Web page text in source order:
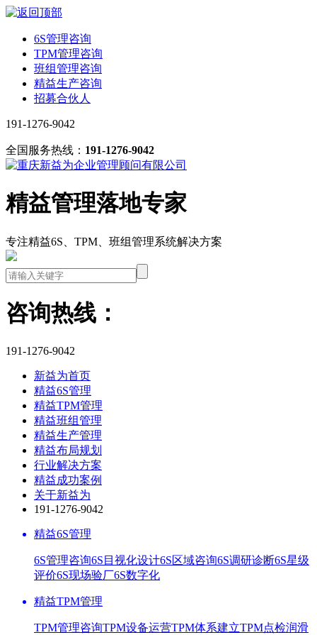
6S管理咨询
TPM管理咨询
班组管理咨询
精益生产咨询
招募合伙人
191-1276-9042
全国服务热线： 191-1276-9042
精益管理落地专家
专注精益6S、TPM、班组管理系统解决方案
咨询热线：
191-1276-9042
新益为首页
精益6S管理
精益TPM管理
精益班组管理
精益生产管理
精益布局规划
行业解决方案
精益成功案例
关于新益为
191-1276-9042
精益6S管理
6S管理咨询6S目视化设计6S区域咨询6S调研诊断6S星级
评价6S现场验厂6S数字化
精益TPM管理
TPM管理咨询TPM设备运营TPM体系建立TPM点检润滑